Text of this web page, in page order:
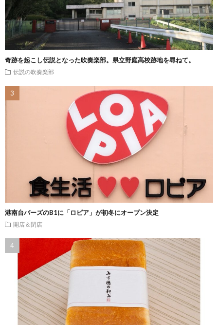
奇跡を起こし伝説となった吹奏楽部。県立野庭高校跡地を尋ねて。
伝説の吹奏楽部
港南台バーズのB1に「ロピア」が初冬にオープン決定
開店＆閉店